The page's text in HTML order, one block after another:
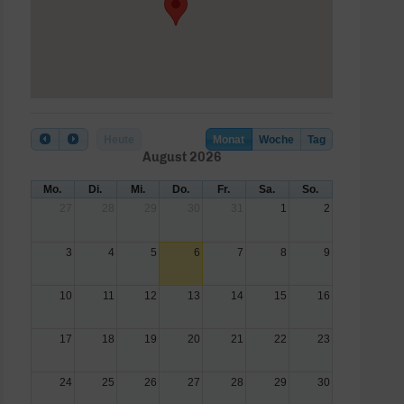
Monat Woche Tag
August 2026
Mo. Di. Mi. Do. Fr. Sa.
So.
1 2
3 4 5 6 7 8 9
10 11 12 13 14 15 16
17 18 19 20 21 22 23
24 25 26 27 28 29 30